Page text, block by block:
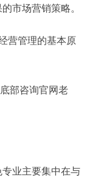
市场营销策略。
营管理的基本原
部咨询官网老
业主要集中在与